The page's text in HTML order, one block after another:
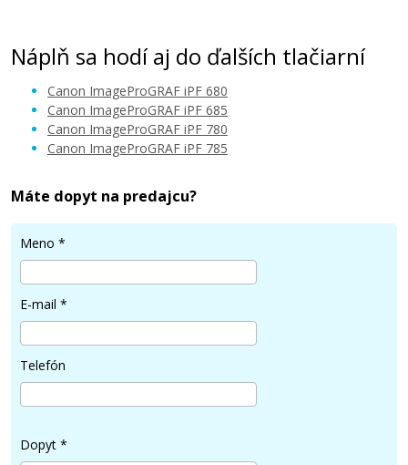
Kompatibilná náplň s Canon PFI-207M
Kompatibilná náplň
Náplň sa hodí aj do ďalších tlačiarní
Canon ImageProGRAF iPF 680
Canon ImageProGRAF iPF 685
Canon ImageProGRAF iPF 780
Canon ImageProGRAF iPF 785
Máte dopyt na predajcu?
Meno *
E-mail *
Telefón
Dopyt *